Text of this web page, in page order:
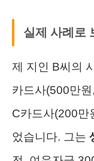
실제 사례로
제 지인 B씨의
카드사(500만
C카드사(200만
었습니다. 그는